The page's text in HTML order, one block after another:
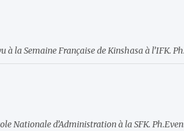
à la Semaine Française de Kinshasa à l’IFK.
Nationale d’Administration à la SFK.